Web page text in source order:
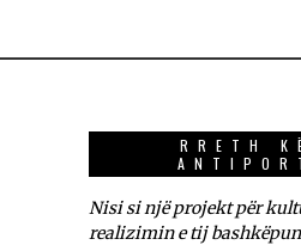
RRETH
Nisi si një projekt për
realizimin e tij